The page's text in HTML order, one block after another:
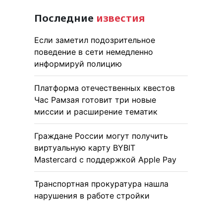
Последние известия
Если заметил подозрительное
поведение в сети немедленно
информируй полицию
Платформа отечественных квестов
Час Рамзая готовит три новые
миссии и расширение тематик
Граждане России могут получить
виртуальную карту BYBIT
Mastercard с поддержкой Apple Pay
Транспортная прокуратура нашла
нарушения в работе стройки